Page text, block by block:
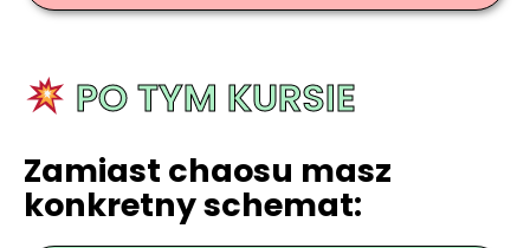
PO TYM KURSIE
Zamiast chaosu masz
konkretny schemat: